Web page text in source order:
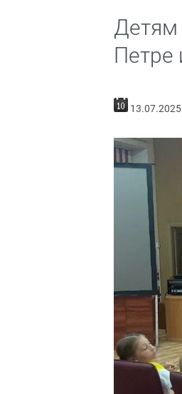
Детям
Петре
13.07.2025